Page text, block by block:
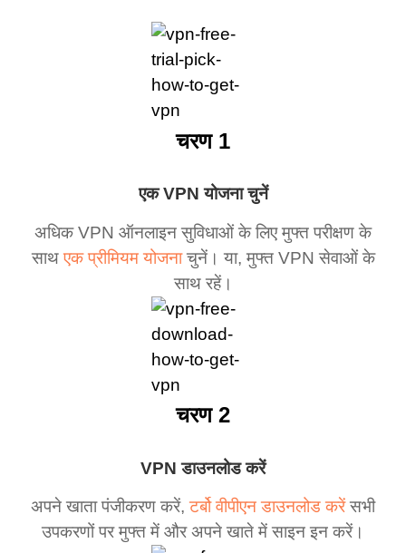
एक VPN योजना चुनें
अधिक VPN ऑनलाइन सुविधाओं के लिए मुफ्त परीक्षण के
साथएक प्रीमियम योजनाचुनें। या, मुफ्त VPN सेवाओं के
साथ रहें।
चरण 1
VPN डाउनलोड करें
अपने खाता पंजीकरण करें,टर्बो वीपीएन डाउनलोड करेंसभी
उपकरणों पर मुफ्त में और अपने खाते में साइन इन करें।
चरण 2